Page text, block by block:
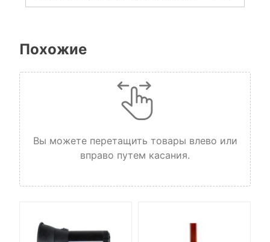
Похожие
Вы можете перетащить товары влево или
вправо путем касания.